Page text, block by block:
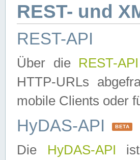
REST- und
REST-API
Über die REST-API
HTTP-URLs
mobile Clients oder
HyDAS-API BETA
Die HyDAS-API